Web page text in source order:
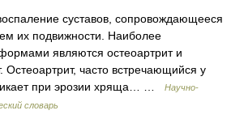
суставов, сопровождающееся
их подвижности. Наиболее
являются остеоартрит и
Остеоартрит, часто встречающийся у
при эрозии хряща… …
Научно-
словарь